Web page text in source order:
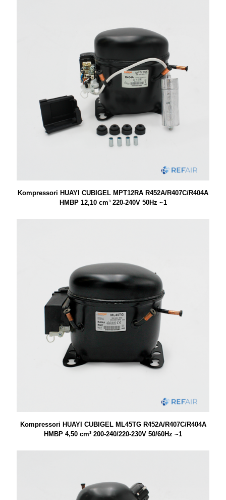
Kompressori HUAYI CUBIGEL MPT12RA R452A/R407C/R404A
HMBP 12,10 cm³ 220-240V 50Hz ~1
Kompressori HUAYI CUBIGEL ML45TG R452A/R407C/R404A
HMBP 4,50 cm³ 200-240/220-230V 50/60Hz ~1